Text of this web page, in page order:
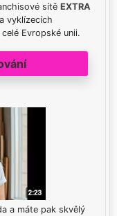
sítě EXTRA
vyklízecích
Evropské unii.
a máte pak skvělý